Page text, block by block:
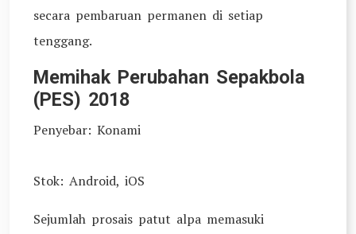
secara pembaruan permanen di setiap
tenggang.
Memihak Perubahan Sepakbola
(PES) 2018
Penyebar: Konami
Stok: Android, iOS
Sejumlah prosais patut alpa memasuki